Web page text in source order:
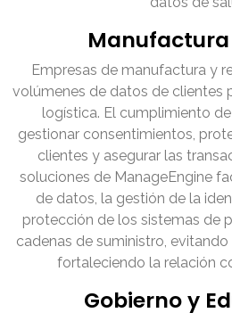
Manufactura
Empresas de manufactura y
volúmenes de datos de clientes
logística. El cumplimiento
gestionar consentimientos,
clientes y asegurar las
soluciones de ManageEngine
de datos, la gestión de la
protección de los sistemas de
cadenas de suministro,
fortaleciendo la relación
Gobierno y